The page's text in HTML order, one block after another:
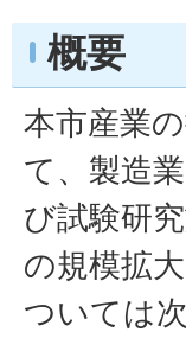
概要
本市産業
て、製造
び試験研
の規模拡
ついては